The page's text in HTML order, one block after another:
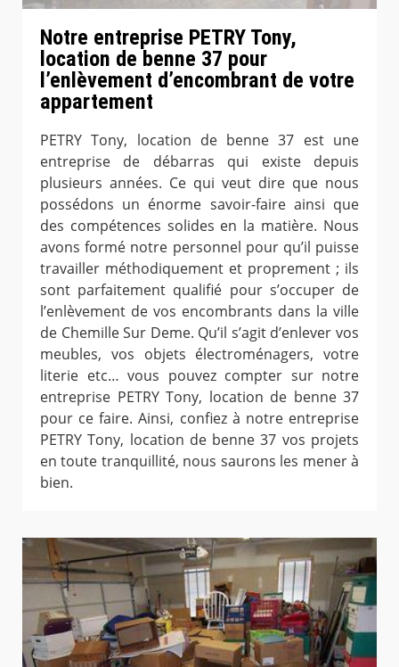
Notre entreprise PETRY Tony,
location de benne 37 pour
l’enlèvement d’encombrant de votre
appartement
PETRY Tony, location de benne 37 est une
entreprise de débarras qui existe depuis
plusieurs années. Ce qui veut dire que nous
possédons un énorme savoir-faire ainsi que
des compétences solides en la matière. Nous
avons formé notre personnel pour qu’il puisse
travailler méthodiquement et proprement ; ils
sont parfaitement qualifié pour s’occuper de
l’enlèvement de vos encombrants dans la ville
de Chemille Sur Deme. Qu’il s’agit d’enlever vos
meubles, vos objets électroménagers, votre
literie etc… vous pouvez compter sur notre
entreprise PETRY Tony, location de benne 37
pour ce faire. Ainsi, confiez à notre entreprise
PETRY Tony, location de benne 37 vos projets
en toute tranquillité, nous saurons les mener à
bien.